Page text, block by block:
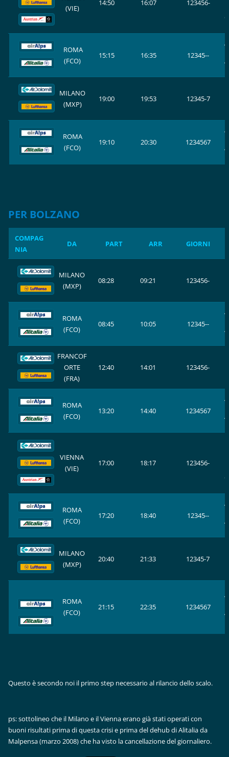
(VIE)
14:50 16:07 123456-
ROMA
(FCO)
15:15 16:35 12345--
MILANO
(MXP)
19:00 19:53 12345-7
ROMA
(FCO)
19:10 20:30 1234567
PER BOLZANO
COMPAG
NIA
DA PART ARR GIORNI
MILANO
(MXP)
08:28 09:21 123456-
ROMA
(FCO)
08:45 10:05 12345--
FRANCOF
ORTE
(FRA)
12:40 14:01 123456-
ROMA
(FCO)
13:20 14:40 1234567
VIENNA
(VIE)
17:00 18:17 123456-
ROMA
(FCO)
17:20 18:40 12345--
MILANO
(MXP)
20:40 21:33 12345-7
ROMA
(FCO)
21:15 22:35 1234567
Questo è secondo noi il primo step necessario al rilancio dello scalo.
ps: sottolineo che il Milano e il Vienna erano già stati operati con
buoni risultati prima di questa crisi e prima del dehub di Alitalia da
Malpensa (marzo 2008) che ha visto la cancellazione del giornaliero.